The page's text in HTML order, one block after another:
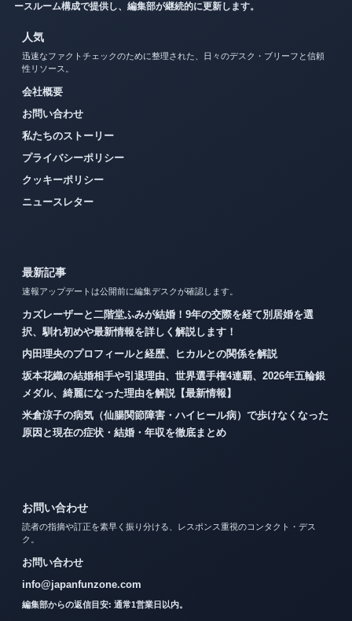
ースルーム構成で提供し、編集部が継続的に更新します。
人気
迅速なファクトチェックのために整理された、日々のデスク・ブリーフと信頼
性リソース。
会社概要
お問い合わせ
私たちのストーリー
プライバシーポリシー
クッキーポリシー
ニュースレター
最新記事
速報アップデートは公開前に編集デスクが確認します。
カズレーザーと二階堂ふみが結婚！9年の交際を経て別居婚を選
択、馴れ初めや最新情報を詳しく解説します！
内田理央のプロフィールと経歴、ヒカルとの関係を解説
坂本花織の結婚相手や引退理由、世界選手権4連覇、2026年五輪銀
メダル、綺麗になった理由を解説【最新情報】
米倉涼子の病気（仙腸関節障害・ハイヒール病）で歩けなくなった
原因と現在の症状・結婚・年収を徹底まとめ
お問い合わせ
読者の指摘や訂正を素早く振り分ける、レスポンス重視のコンタクト・デス
ク。
お問い合わせ
info@japanfunzone.com
編集部からの返信目安: 通常1営業日以内。